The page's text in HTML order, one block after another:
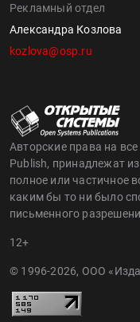
Рекламный отдел
Александра Козлова
kozlova@osp.ru
Авторские права на
Publish, принадлежат
полное или частичное
каким бы то ни было
письменного
12+
© 1996-2026, ООО